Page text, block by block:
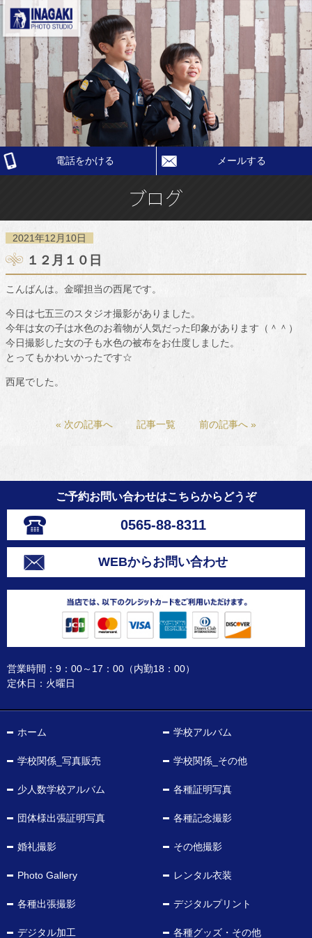
電話をかける メールする
2021年12月10日
１２月１０日
こんばんは。金曜担当の西尾です。
今日は七五三のスタジオ撮影がありました。
今年は女の子は水色のお着物が人気だった印象があります（＾＾）
今日撮影した女の子も水色の被布をお仕度しました。
とってもかわいかったです☆
西尾でした。
« 次の記事へ 記事一覧 前の記事へ »
ご予約お問い合わせはこちらからどうぞ
0565-88-8311
WEBからお問い合わせ
営業時間：9：00～17：00（内勤18：00）
定休日：火曜日
ホーム 学校アルバム
学校関係_写真販売 学校関係_その他
少人数学校アルバム 各種証明写真
団体様出張証明写真 各種記念撮影
婚礼撮影 その他撮影
Photo Gallery レンタル衣装
各種出張撮影 デジタルプリント
デジタル加工 各種グッズ・その他